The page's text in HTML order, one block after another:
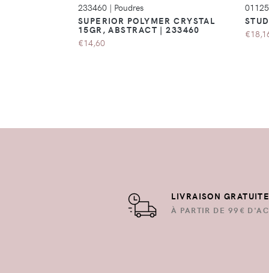
233460 | Poudres
SUPERIOR POLYMER CRYSTAL
15GR, ABSTRACT | 233460
€14,60
LIVRAISON
À PARTIR DE 99€